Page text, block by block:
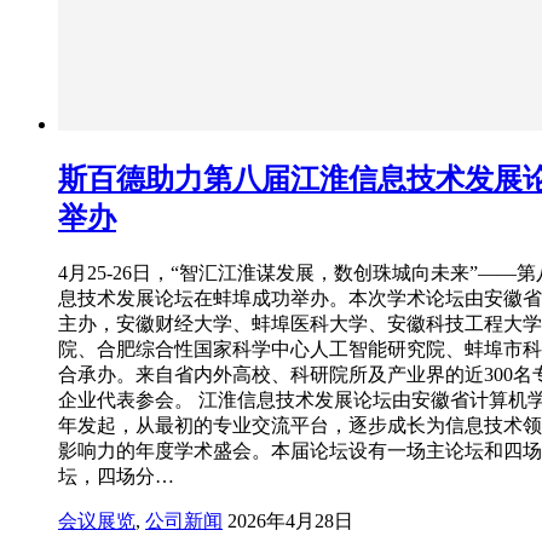
斯百德助力第八届江淮信息技术发展
举办
4月25-26日，“智汇江淮谋发展，数创珠城向未来”——第
息技术发展论坛在蚌埠成功举办。本次学术论坛由安徽
主办，安徽财经大学、蚌埠医科大学、安徽科技工程大
院、合肥综合性国家科学中心人工智能研究院、蚌埠市
合承办。来自省内外高校、科研院所及产业界的近300名
企业代表参会。 江淮信息技术发展论坛由安徽省计算机
年发起，从最初的专业交流平台，逐步成长为信息技术
影响力的年度学术盛会。本届论坛设有一场主论坛和四
坛，四场分…
会议展览, 公司新闻 2026年4月28日